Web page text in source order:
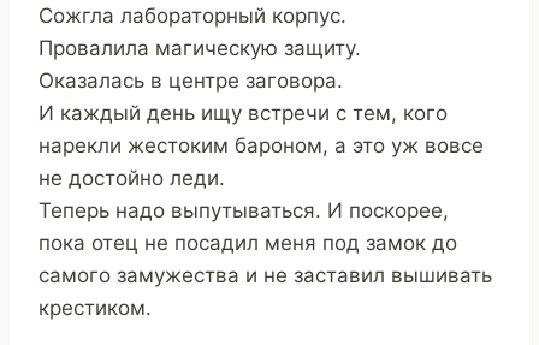
Сожгла лабораторный корпус.
Провалила магическую защиту.
Оказалась в центре заговора.
И каждый день ищу встречи с тем, кого
нарекли жестоким бароном, а это уж вовсе
не достойно леди.
Теперь надо выпутываться. И поскорее,
пока отец не посадил меня под замок до
самого замужества и не заставил вышивать
крестиком.